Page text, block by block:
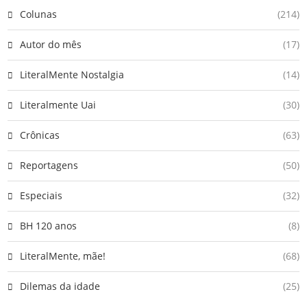
Colunas (214)
Autor do mês (17)
LiteralMente Nostalgia (14)
Literalmente Uai (30)
Crônicas (63)
Reportagens (50)
Especiais (32)
BH 120 anos (8)
LiteralMente, mãe! (68)
Dilemas da idade (25)